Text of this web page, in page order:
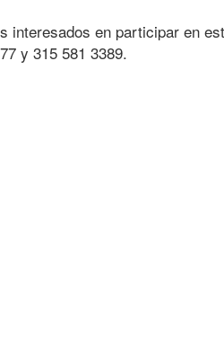
interesados en participar en
y 315 581 3389.